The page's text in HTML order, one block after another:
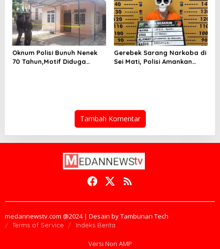
Oknum Polisi Bunuh Nenek
70 Tahun,Motif Diduga
Gerebek Sarang Narkoba di
Sei Mati, Polisi Amankan
Tambah Komentar
medannewstv.com @2024 | Desain by Tambunan Tech
Terms of Service Indeks Berita
Versi Non AMP